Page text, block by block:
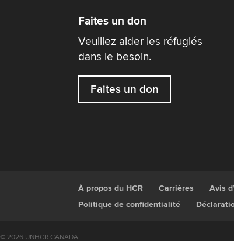
Faites un don
Veuillez aider les réfugiés
dans le besoin.
Faites un don
À propos du HCR Carrières Avis
Politique de confidentialité
© 2026 UNHCR CANADA